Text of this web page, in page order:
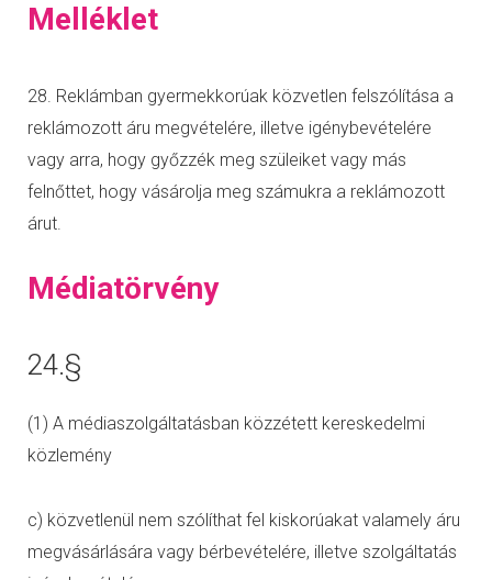
Melléklet
28. Reklámban gyermekkorúak közvetlen felszólítása a
reklámozott áru megvételére, illetve igénybevételére
vagy arra, hogy győzzék meg szüleiket vagy más
felnőttet, hogy vásárolja meg számukra a reklámozott
árut.
Médiatörvény
24.§
(1) A médiaszolgáltatásban közzétett kereskedelmi
közlemény
c) közvetlenül nem szólíthat fel kiskorúakat valamely áru
megvásárlására vagy bérbevételére, illetve szolgáltatás